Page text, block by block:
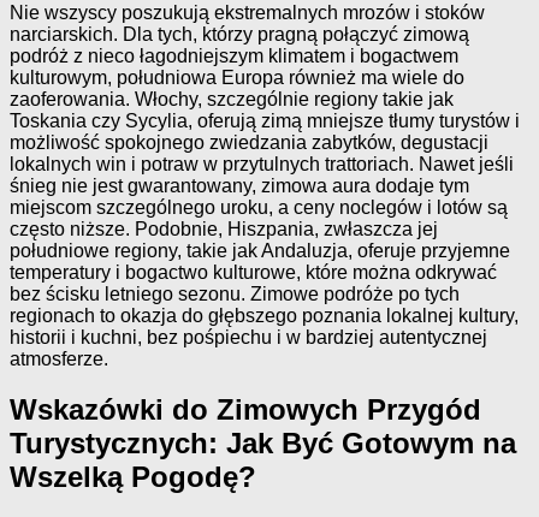
Nie wszyscy poszukują ekstremalnych mrozów i stoków
narciarskich. Dla tych, którzy pragną połączyć zimową
podróż z nieco łagodniejszym klimatem i bogactwem
kulturowym, południowa Europa również ma wiele do
zaoferowania. Włochy, szczególnie regiony takie jak
Toskania czy Sycylia, oferują zimą mniejsze tłumy turystów i
możliwość spokojnego zwiedzania zabytków, degustacji
lokalnych win i potraw w przytulnych trattoriach. Nawet jeśli
śnieg nie jest gwarantowany, zimowa aura dodaje tym
miejscom szczególnego uroku, a ceny noclegów i lotów są
często niższe. Podobnie, Hiszpania, zwłaszcza jej
południowe regiony, takie jak Andaluzja, oferuje przyjemne
temperatury i bogactwo kulturowe, które można odkrywać
bez ścisku letniego sezonu. Zimowe podróże po tych
regionach to okazja do głębszego poznania lokalnej kultury,
historii i kuchni, bez pośpiechu i w bardziej autentycznej
atmosferze.
Wskazówki do Zimowych Przygód
Turystycznych: Jak Być Gotowym na
Wszelką Pogodę?